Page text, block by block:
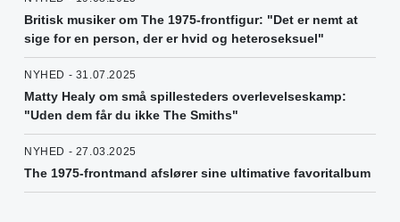
Britisk musiker om The 1975-frontfigur: "Det er nemt at
sige for en person, der er hvid og heteroseksuel"
NYHED - 31.07.2025
Matty Healy om små spillesteders overlevelseskamp:
"Uden dem får du ikke The Smiths"
NYHED - 27.03.2025
The 1975-frontmand afslører sine ultimative favoritalbum